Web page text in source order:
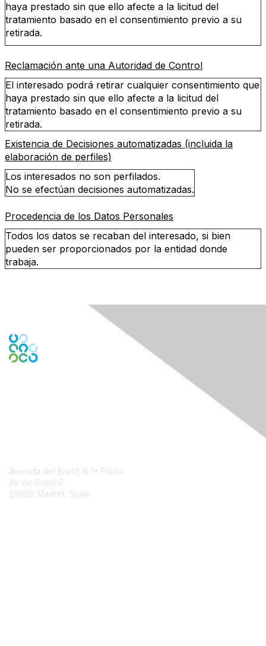
haya prestado sin que ello afecte a la licitud del
tratamiento basado en el consentimiento previo a su
retirada.
Reclamación ante una Autoridad de Control
El interesado podrá retirar cualquier consentimiento que
haya prestado sin que ello afecte a la licitud del
tratamiento basado en el consentimiento previo a su
retirada.
Existencia de Decisiones automatizadas (incluida la
elaboración de perfiles)
Los interesados no son perfilados.
No se efectúan decisiones automatizadas.
Procedencia de los Datos Personales
Todos los datos se recaban del interesado, si bien
pueden ser proporcionados por la entidad donde
trabaja.
Avenida del Brasil, 6 1ª Planta
Av. de Brasil 6
28020 Madrid, Spain